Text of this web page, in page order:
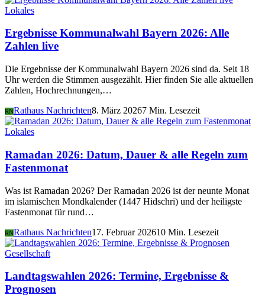
Lokales
Ergebnisse Kommunalwahl Bayern 2026: Alle
Zahlen live
Die Ergebnisse der Kommunalwahl Bayern 2026 sind da. Seit 18
Uhr werden die Stimmen ausgezählt. Hier finden Sie alle aktuellen
Zahlen, Hochrechnungen,…
RNRathaus Nachrichten8. März 20267 Min. Lesezeit
Lokales
Ramadan 2026: Datum, Dauer & alle Regeln zum
Fastenmonat
Was ist Ramadan 2026? Der Ramadan 2026 ist der neunte Monat
im islamischen Mondkalender (1447 Hidschri) und der heiligste
Fastenmonat für rund…
RNRathaus Nachrichten17. Februar 202610 Min. Lesezeit
Gesellschaft
Landtagswahlen 2026: Termine, Ergebnisse &
Prognosen